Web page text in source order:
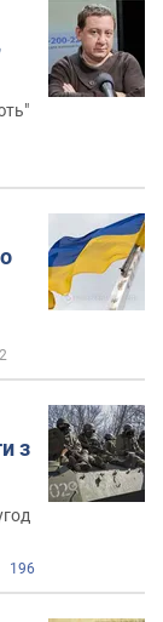
з
196